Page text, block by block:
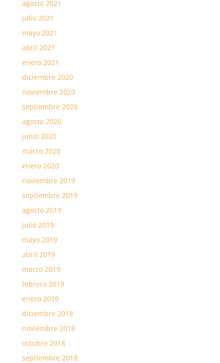
agosto 2021
julio 2021
mayo 2021
abril 2021
enero 2021
diciembre 2020
noviembre 2020
septiembre 2020
agosto 2020
junio 2020
marzo 2020
enero 2020
noviembre 2019
septiembre 2019
agosto 2019
julio 2019
mayo 2019
abril 2019
marzo 2019
febrero 2019
enero 2019
diciembre 2018
noviembre 2018
octubre 2018
septiembre 2018